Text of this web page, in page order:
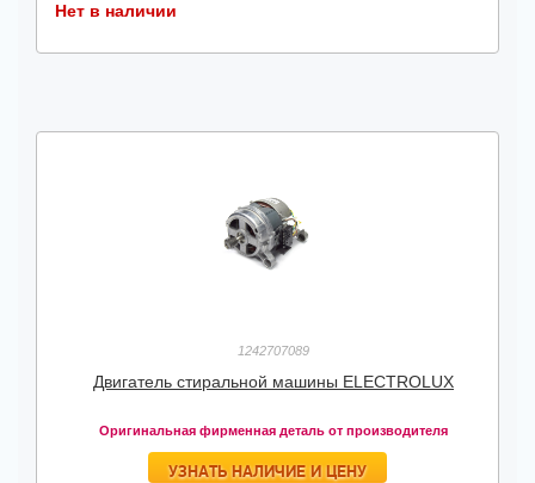
Нет в наличии
1242707089
Двигатель стиральной машины ELECTROLUX
Оригинальная фирменная деталь от производителя
УЗНАТЬ НАЛИЧИЕ И ЦЕНУ